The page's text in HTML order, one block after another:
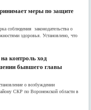
меры по защите
соблюдения законодательства о
здоровья. Установлено, что
контроль ход
бывшего главы
о возбуждении
СКР по Воронежской области в